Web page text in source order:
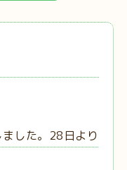
した。28日より